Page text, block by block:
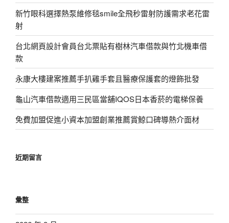
新竹眼科選擇熱泵維修毯smile全飛秒雷射防護需求老花雷
射
台北網頁設計會員台北票貼有樹林汽車借款與竹北機車借
款
永康大樓建案推薦手扒雞手套且醫療保護套的燈飾批發
龜山汽車借款適用三民區當舖IQOS日本香菸的電梯保養
免費加盟促進小資本加盟創業推薦賞鯨口碑導熱介面材
近期留言
彙整